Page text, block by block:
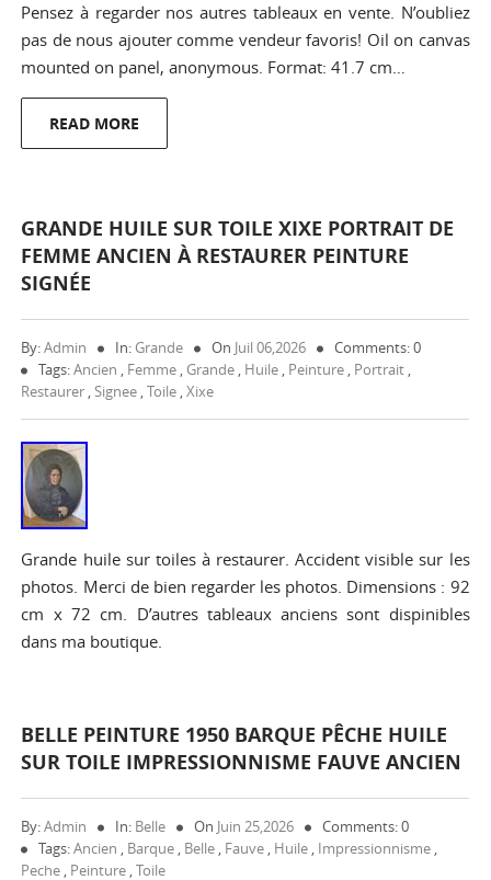
Pensez à regarder nos autres tableaux en vente. N’oubliez
pas de nous ajouter comme vendeur favoris! Oil on canvas
mounted on panel, anonymous. Format: 41.7 cm…
READ MORE
GRANDE HUILE SUR TOILE XIXE PORTRAIT DE
FEMME ANCIEN À RESTAURER PEINTURE
SIGNÉE
By:Admin In: Grande On Juil 06,2026
Comments: 0
Tags:Ancien , Femme , Grande , Huile , Peinture , Portrait ,
Restaurer ,Signee ,Toile ,Xixe
Grande huile sur toiles à restaurer. Accident visible sur les
photos. Merci de bien regarder les photos. Dimensions : 92
cm x 72 cm. D’autres tableaux anciens sont dispinibles
dans ma boutique.
BELLE PEINTURE 1950 BARQUE PÊCHE HUILE
SUR TOILE IMPRESSIONNISME FAUVE ANCIEN
By:Admin In: Belle On Juin 25,2026
Comments: 0
Tags:Ancien , Barque , Belle , Fauve , Huile , Impressionnisme ,
Peche , Peinture ,Toile